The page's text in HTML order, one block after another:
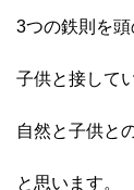
3つの鉄則を頭
子供と接して
自然と子供と
と思います。